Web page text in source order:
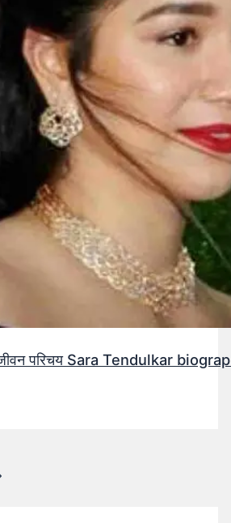
परिचय Sara Tendulkar